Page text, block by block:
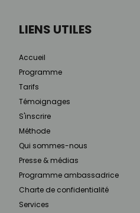
LIENS UTILES
Accueil
Programme
Tarifs
Témoignages
S'inscrire
Méthode
Qui sommes-nous
Presse & médias
Programme ambassadrice
Charte de confidentialité
Services